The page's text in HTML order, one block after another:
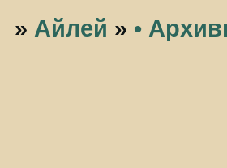
» Айлей » •